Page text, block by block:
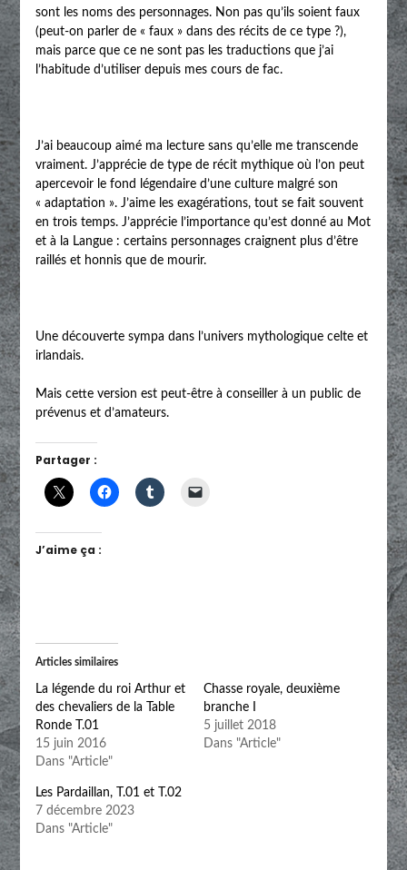
sont les noms des personnages. Non pas qu’ils soient faux
(peut-on parler de « faux » dans des récits de ce type ?),
mais parce que ce ne sont pas les traductions que j’ai
l’habitude d’utiliser depuis mes cours de fac.
J’ai beaucoup aimé ma lecture sans qu’elle me transcende
vraiment. J’apprécie de type de récit mythique où l’on peut
apercevoir le fond légendaire d’une culture malgré son
« adaptation ». J’aime les exagérations, tout se fait souvent
en trois temps. J’apprécie l’importance qu’est donné au Mot
et à la Langue : certains personnages craignent plus d’être
raillés et honnis que de mourir.
Une découverte sympa dans l’univers mythologique celte et
irlandais.
Mais cette version est peut-être à conseiller à un public de
prévenus et d’amateurs.
Partager :
J’aime ça :
Articles similaires
La légende du roi Arthur et
des chevaliers de la Table
Ronde T.01
15 juin 2016
Dans "Article"
Chasse royale, deuxième
branche I
5 juillet 2018
Dans "Article"
Les Pardaillan, T.01 et T.02
7 décembre 2023
Dans "Article"